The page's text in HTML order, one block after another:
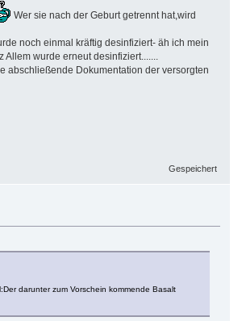
Wer sie nach der Geburt getrennt hat,wird
noch einmal kräftig desinfiziert- äh ich mein
wurde erneut desinfiziert.......
abschließende Dokumentation der versorgten
Gespeichert
darunter zum Vorschein kommende Basalt